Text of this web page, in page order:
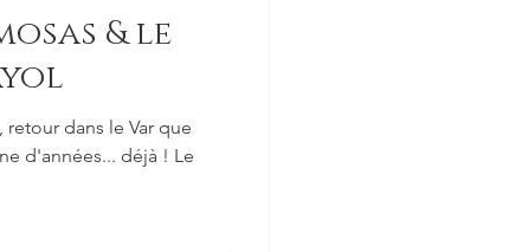
& le
dans le Var que
d'années... déjà ! Le